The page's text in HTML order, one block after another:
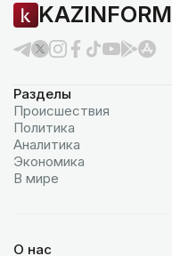
KAZINFORM
Разделы
Происшествия
Политика
Аналитика
Экономика
В мире
О нас